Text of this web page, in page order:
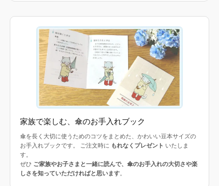
家族で楽しむ、傘のお手入れブック
傘を長く大切に使うためのコツをまとめた、かわいい豆本サイズの
お手入れブックです。 ご注文時に もれなくプレゼント いたしま
す。
ぜひ ご家族やお子さまと一緒に読んで、傘のお手入れの大切さや楽
しさを知っていただければと思います。